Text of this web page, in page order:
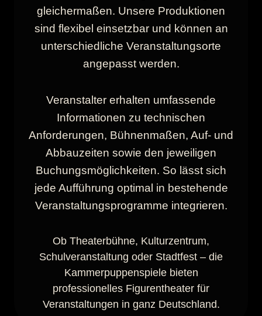
gleichermaßen. Unsere Produktionen
sind flexibel einsetzbar und können an
unterschiedliche Veranstaltungsorte
angepasst werden.
Veranstalter erhalten umfassende
Informationen zu technischen
Anforderungen, Bühnenmaßen, Auf- und
Abbauzeiten sowie den jeweiligen
Buchungsmöglichkeiten. So lässt sich
jede Aufführung optimal in bestehende
Veranstaltungsprogramme integrieren.
Ob Theaterbühne, Kulturzentrum,
Schulveranstaltung oder Stadtfest – die
Kammerpuppenspiele bieten
professionelles Figurentheater für
Veranstaltungen in ganz Deutschland.